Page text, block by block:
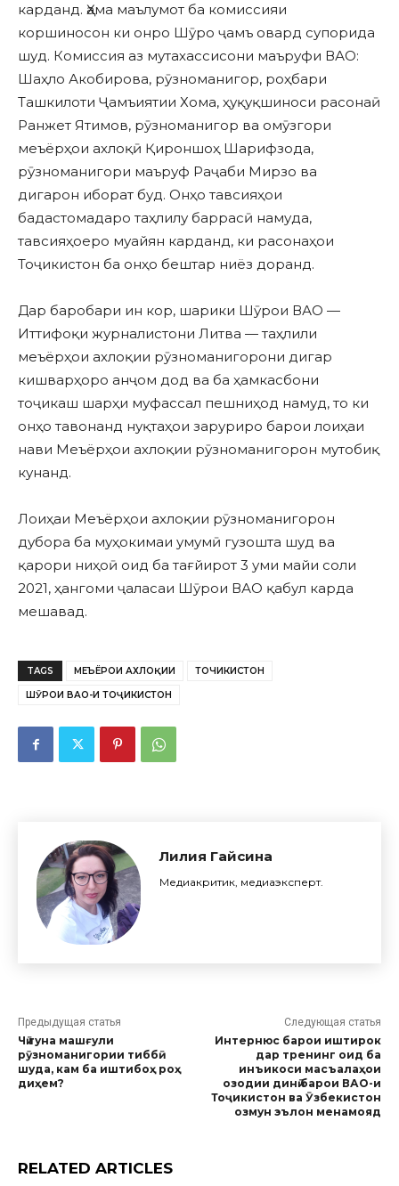
карданд. Ҳама маълумот ба комиссияи
коршиносон ки онро Шӯро ҷамъ овард супорида
шуд. Комиссия аз мутахассисони маъруфи ВАО:
Шаҳло Акобирова, рӯзноманигор, роҳбари
Ташкилоти Ҷамъиятии Хома, ҳуқуқшиноси расонаӣ
Ранжет Ятимов, рӯзноманигор ва омӯзгори
меъёрҳои ахлоқӣ Қироншоҳ Шарифзода,
рӯзноманигори маъруф Раҷаби Мирзо ва
дигарон иборат буд. Онҳо тавсияҳои
бадастомадаро таҳлилу баррасӣ намуда,
тавсияҳоеро муайян карданд, ки расонаҳои
Тоҷикистон ба онҳо бештар ниёз доранд.
Дар баробари ин кор, шарики Шӯрои ВАО —
Иттифоқи журналистони Литва — таҳлили
меъёрҳои ахлоқии рӯзноманигорони дигар
кишварҳоро анҷом дод ва ба ҳамкасбони
тоҷикаш шарҳи муфассал пешниҳод намуд, то ки
онҳо тавонанд нуқтаҳои заруриро барои лоиҳаи
нави Меъёрҳои ахлоқии рӯзноманигорон мутобиқ
кунанд.
Лоиҳаи Меъёрҳои ахлоқии рӯзноманигорон
дубора ба муҳокимаи умумӣ гузошта шуд ва
қарори ниҳоӣ оид ба тағйирот 3 уми майи соли
2021, ҳангоми ҷаласаи Шӯрои ВАО қабул карда
мешавад.
TAGS МЕЪЁРҲОИ АХЛОҚИИ ТОЧИКИСТОН
ШӮРОИ ВАО-И ТОҶИКИСТОН
Лилия Гайсина
Медиакритик, медиаэксперт.
Предыдущая статья
Чӣ гуна машғули
рӯзноманигории тиббӣ
шуда, кам ба иштибоҳ роҳ
диҳем?
Следующая статья
Интернюс барои иштирок
дар тренинг оид ба
инъикоси масъалаҳои
озодии динӣ барои ВАО-и
Тоҷикистон ва Ӯзбекистон
озмун эълон менамояд
RELATED ARTICLES